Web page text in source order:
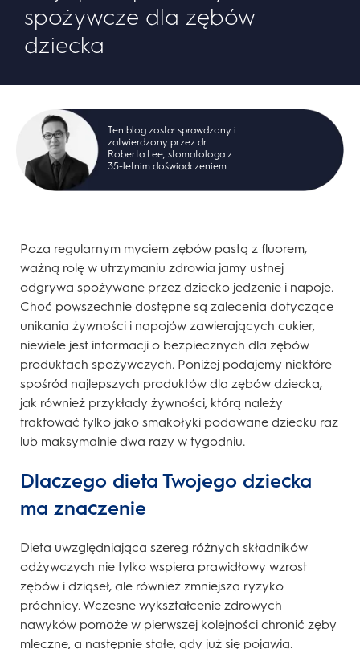
spożywcze dla zębów
dziecka
Ten blog został sprawdzony i
zatwierdzony przez dr
Roberta Lee, stomatologa z
35-letnim doświadczeniem
Poza regularnym myciem zębów pastą z fluorem,
ważną rolę w utrzymaniu zdrowia jamy ustnej
odgrywa spożywane przez dziecko jedzenie i napoje.
Choć powszechnie dostępne są zalecenia dotyczące
unikania żywności i napojów zawierających cukier,
niewiele jest informacji o bezpiecznych dla zębów
produktach spożywczych. Poniżej podajemy niektóre
spośród najlepszych produktów dla zębów dziecka,
jak również przykłady żywności, którą należy
traktować tylko jako smakołyki podawane dziecku raz
lub maksymalnie dwa razy w tygodniu.
Dlaczego dieta Twojego dziecka
ma znaczenie
Dieta uwzględniająca szereg różnych składników
odżywczych nie tylko wspiera prawidłowy wzrost
zębów i dziąseł, ale również zmniejsza ryzyko
próchnicy. Wczesne wykształcenie zdrowych
nawyków pomoże w pierwszej kolejności chronić zęby
mleczne, a następnie stałe, gdy już się pojawią.